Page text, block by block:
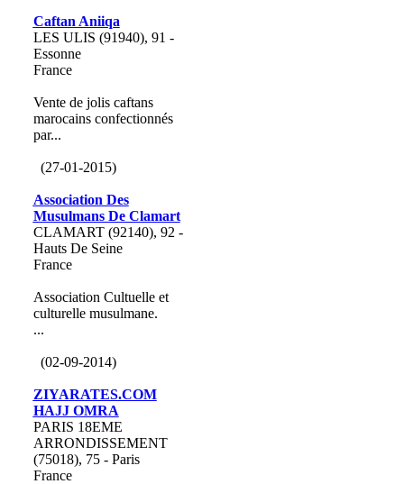
Caftan Aniiqa
LES ULIS (91940), 91 -
Essonne
France
Vente de jolis caftans
marocains confectionnés
par...
(27-01-2015)
Association Des
Musulmans De Clamart
CLAMART (92140), 92 -
Hauts De Seine
France
Association Cultuelle et
culturelle musulmane.
...
(02-09-2014)
ZIYARATES.COM
HAJJ OMRA
PARIS 18EME
ARRONDISSEMENT
(75018), 75 - Paris
France